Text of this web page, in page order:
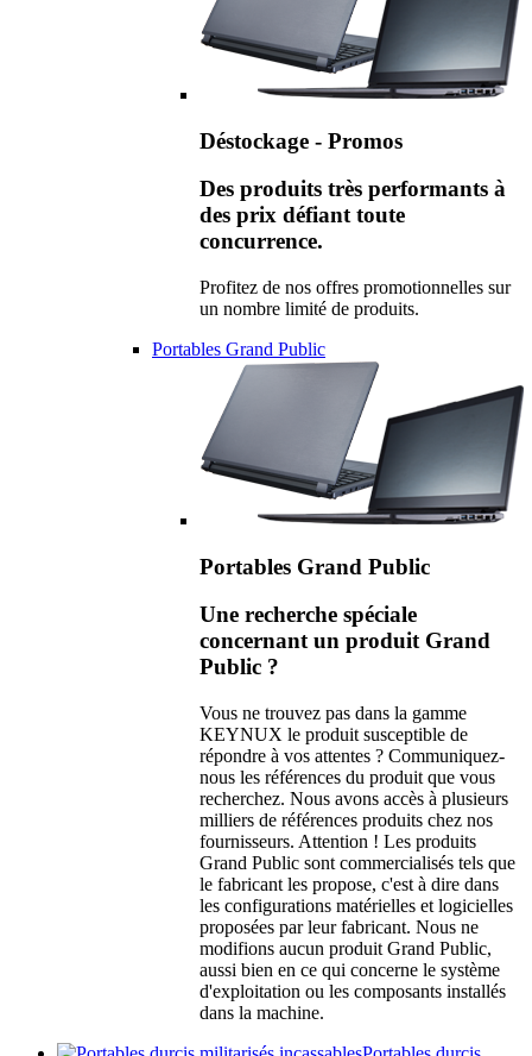
Déstockage - Promos
Des produits très performants à
des prix défiant toute
concurrence.
Profitez de nos offres promotionnelles sur
un nombre limité de produits.
Portables Grand Public
Portables Grand Public
Une recherche spéciale
concernant un produit Grand
Public ?
Vous ne trouvez pas dans la gamme
KEYNUX le produit susceptible de
répondre à vos attentes ? Communiquez-
nous les références du produit que vous
recherchez. Nous avons accès à plusieurs
milliers de références produits chez nos
fournisseurs. Attention ! Les produits
Grand Public sont commercialisés tels que
le fabricant les propose, c'est à dire dans
les configurations matérielles et logicielles
proposées par leur fabricant. Nous ne
modifions aucun produit Grand Public,
aussi bien en ce qui concerne le système
d'exploitation ou les composants installés
dans la machine.